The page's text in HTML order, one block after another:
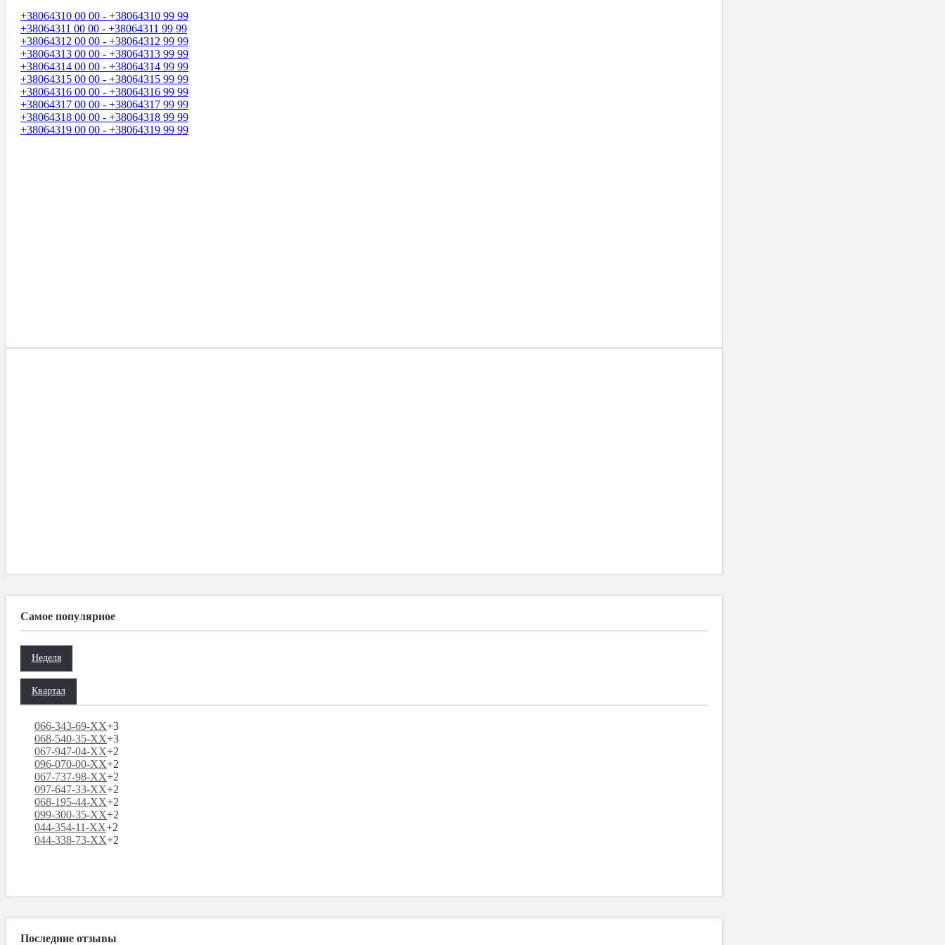
+38064310 00 00 - +38064310 99 99
+38064311 00 00 - +38064311 99 99
+38064312 00 00 - +38064312 99 99
+38064313 00 00 - +38064313 99 99
+38064314 00 00 - +38064314 99 99
+38064315 00 00 - +38064315 99 99
+38064316 00 00 - +38064316 99 99
+38064317 00 00 - +38064317 99 99
+38064318 00 00 - +38064318 99 99
+38064319 00 00 - +38064319 99 99
Самое популярное
Неделя
Квартал
066-343-69-XX+3
068-540-35-XX+3
067-947-04-XX+2
096-070-00-XX+2
067-737-98-XX+2
097-647-33-XX+2
068-195-44-XX+2
099-300-35-XX+2
044-354-11-XX+2
044-338-73-XX+2
Последние отзывы